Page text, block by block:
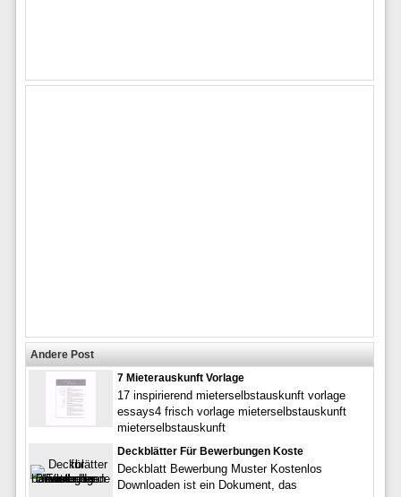
Andere Post
7 Mieterauskunft Vorlage
17 inspirierend mieterselbstauskunft vorlage
essays4 frisch vorlage mieterselbstauskunft
mieterselbstauskunft
Deckblätter Für Bewerbungen Koste
Deckblatt Bewerbung Muster Kostenlos
Downloaden ist ein Dokument, das